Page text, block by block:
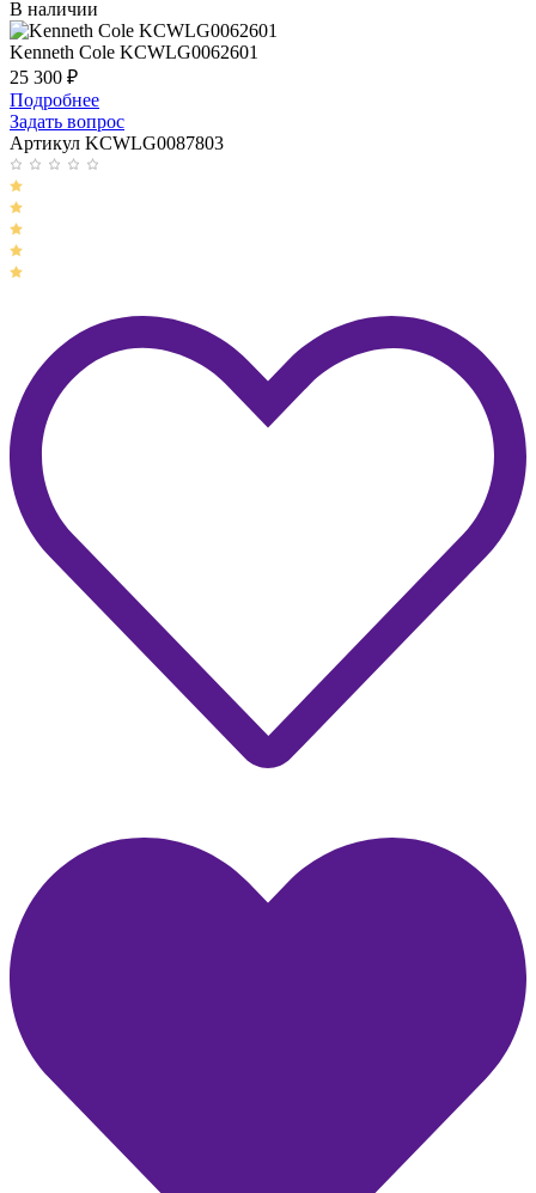
В наличии
Kenneth Cole KCWLG0062601
25 300 ₽
Подробнее
Задать вопрос
Артикул KCWLG0087803